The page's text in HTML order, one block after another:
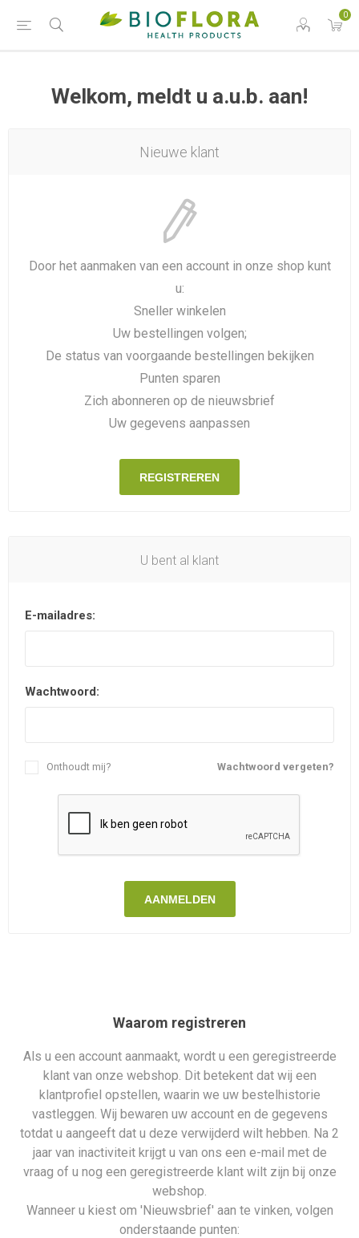
0
Welkom, meldt u a.u.b. aan!
Nieuwe klant
Door het aanmaken van een account in onze shop kunt
u:
Sneller winkelen
Uw bestellingen volgen;
De status van voorgaande bestellingen bekijken
Punten sparen
Zich abonneren op de nieuwsbrief
Uw gegevens aanpassen
REGISTREREN
U bent al klant
E-mailadres:
Wachtwoord:
Wachtwoord vergeten?
Onthoudt mij?
AANMELDEN
Waarom registreren
Als u een account aanmaakt, wordt u een geregistreerde
klant van onze webshop. Dit betekent dat wij een
klantprofiel opstellen, waarin we uw bestelhistorie
vastleggen. Wij bewaren uw account en de gegevens
totdat u aangeeft dat u deze verwijderd wilt hebben. Na 2
jaar van inactiviteit krijgt u van ons een e-mail met de
vraag of u nog een geregistreerde klant wilt zijn bij onze
webshop.
Wanneer u kiest om 'Nieuwsbrief' aan te vinken, volgen
onderstaande punten: